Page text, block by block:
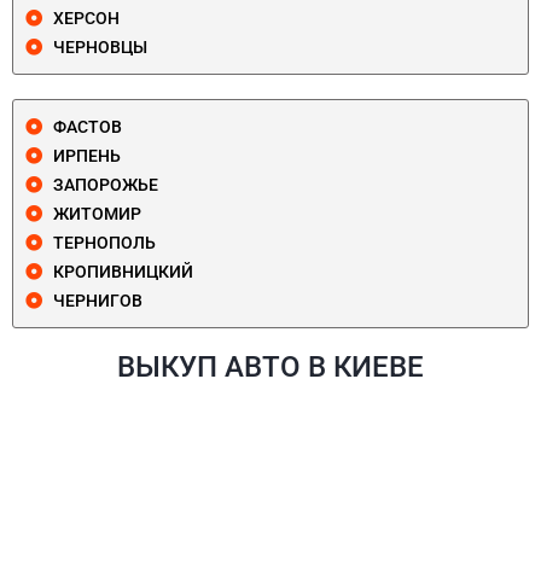
ХЕРСОН
ЧЕРНОВЦЫ
ФАСТОВ
ИРПЕНЬ
ЗАПОРОЖЬЕ
ЖИТОМИР
ТЕРНОПОЛЬ
КРОПИВНИЦКИЙ
ЧЕРНИГОВ
ВЫКУП АВТО В КИЕВЕ